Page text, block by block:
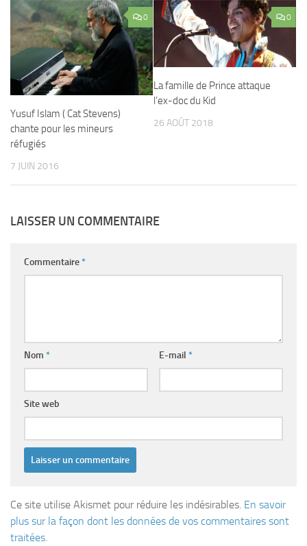
0
Yusuf Islam ( Cat Stevens)
chante pour les mineurs
réfugiés
7 JUIN 2016
0
La famille de Prince attaque
l’ex-doc du Kid
26 AOÛT 2018
LAISSER UN COMMENTAIRE
Commentaire*
Nom * E-mail *
Site web
Ce site utilise Akismet pour réduire les indésirables. En savoir
plus sur la façon dont les données de vos commentaires sont
traitées.